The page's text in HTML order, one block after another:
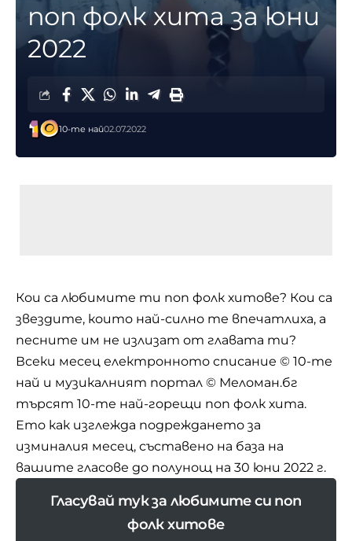
поп фолк хита за юни
2022
10-те най02.07.2022
Кои са любимите ти поп фолк хитове? Кои са
звездите, които най-силно те впечатлиха, а
песните им не излизат от главата ти?
Всеки месец електронното списание © 10-те
най и музикалният портал © Меломан.бг
търсят 10-те най-горещи поп фолк хита.
Ето как изглежда подреждането за
изминалия месец, съставено на база на
вашите гласове до полунощ на 30 юни 2022 г.
Гласувай тук за любимите си поп
фолк хитове